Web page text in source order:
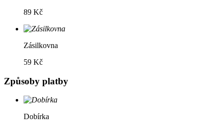
89 Kč
Zásilkovna
59 Kč
Způsoby platby
Dobírka